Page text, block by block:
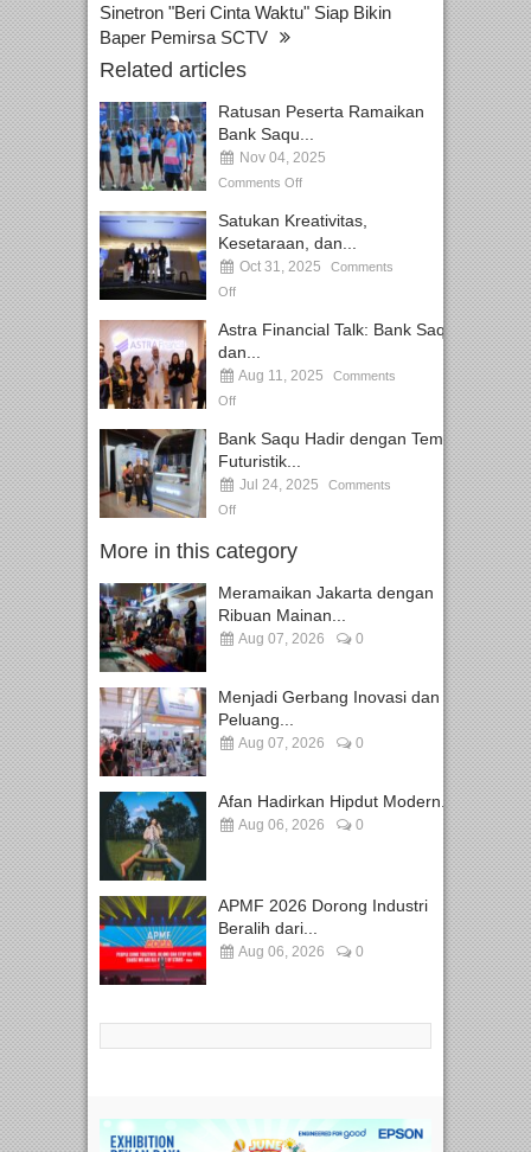
Sinetron "Beri Cinta Waktu" Siap Bikin
Baper Pemirsa SCTV
Related articles
Ratusan Peserta Ramaikan
Bank Saqu...
Nov 04, 2025
Comments Off
Satukan Kreativitas,
Kesetaraan, dan...
Oct 31, 2025
Comments
Off
Astra Financial Talk: Bank Saqu
dan...
Aug 11, 2025
Comments
Off
Bank Saqu Hadir dengan Tema
Futuristik...
Jul 24, 2025
Comments
Off
More in this category
Meramaikan Jakarta dengan
Ribuan Mainan...
Aug 07, 2026 0
Menjadi Gerbang Inovasi dan
Peluang...
Aug 07, 2026 0
Afan Hadirkan Hipdut Modern...
Aug 06, 2026 0
APMF 2026 Dorong Industri
Beralih dari...
Aug 06, 2026 0